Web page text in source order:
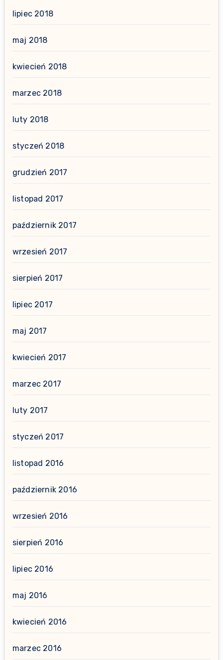
lipiec 2018
maj 2018
kwiecień 2018
marzec 2018
luty 2018
styczeń 2018
grudzień 2017
listopad 2017
październik 2017
wrzesień 2017
sierpień 2017
lipiec 2017
maj 2017
kwiecień 2017
marzec 2017
luty 2017
styczeń 2017
listopad 2016
październik 2016
wrzesień 2016
sierpień 2016
lipiec 2016
maj 2016
kwiecień 2016
marzec 2016